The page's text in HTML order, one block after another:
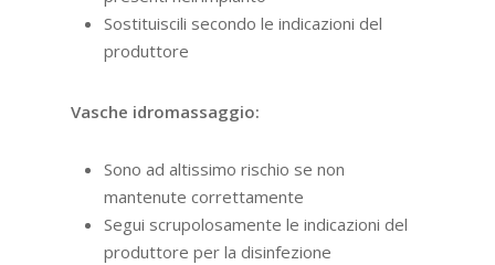
Sostituiscili secondo le indicazioni del
produttore
Vasche idromassaggio:
Sono ad altissimo rischio se non
mantenute correttamente
Segui scrupolosamente le indicazioni del
produttore per la disinfezione